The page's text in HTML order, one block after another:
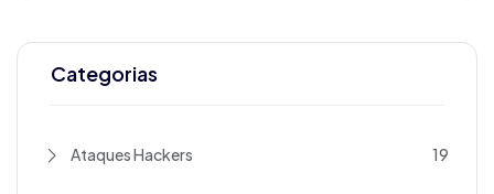
Categorias
Ataques Hackers 19